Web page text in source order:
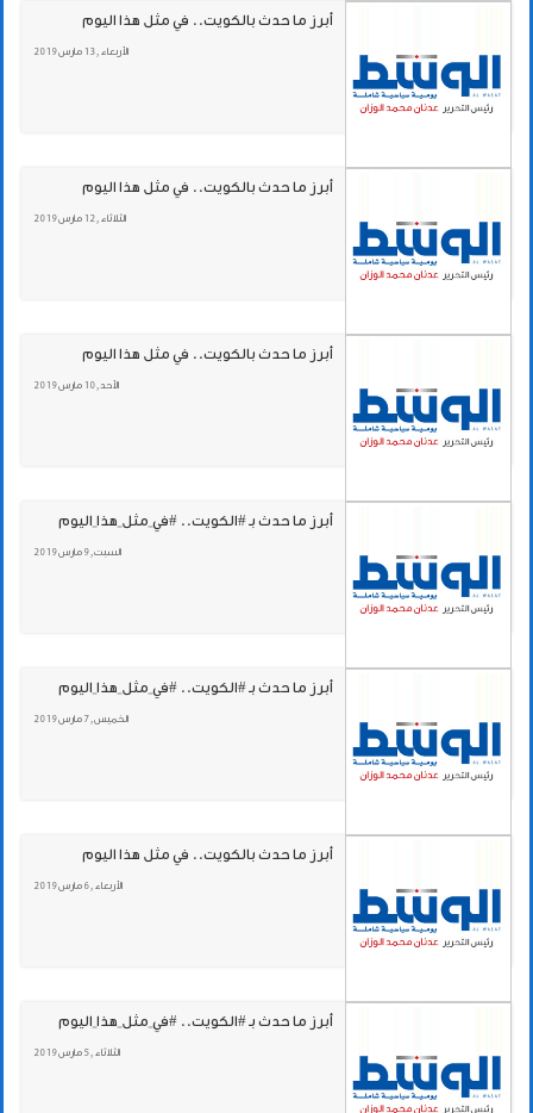
أبرز ما حدث بالكويت.. في مثل هذا اليوم
الأربعاء , 13 مارس 2019
أبرز ما حدث بالكويت.. في مثل هذا اليوم
الثلاثاء , 12 مارس 2019
أبرز ما حدث بالكويت.. في مثل هذا اليوم
الأحد , 10 مارس 2019
أبرز ما حدث بـ #الكويت.. #في_مثل_هذا_اليوم
السبت , 9 مارس 2019
أبرز ما حدث بـ #الكويت.. #في_مثل_هذا_اليوم
الخميس , 7 مارس 2019
أبرز ما حدث بالكويت.. في مثل هذا اليوم
الأربعاء , 6 مارس 2019
أبرز ما حدث بـ #الكويت.. #في_مثل_هذا_اليوم
الثلاثاء , 5 مارس 2019